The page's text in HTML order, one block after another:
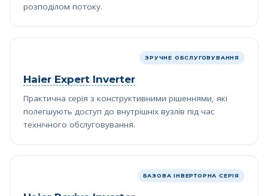
розподілом потоку.
ЗРУЧНЕ ОБСЛУГОВУВАННЯ
Haier Expert Inverter
Практична серія з конструктивними рішеннями, які
полегшують доступ до внутрішніх вузлів під час
технічного обслуговування.
БАЗОВА ІНВЕРТОРНА СЕРІЯ